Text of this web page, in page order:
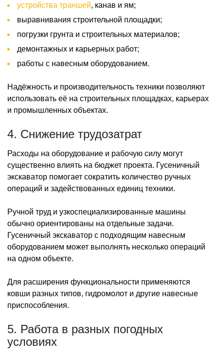
устройства траншей, канав и ям;
выравнивания строительной площадки;
погрузки грунта и строительных материалов;
демонтажных и карьерных работ;
работы с навесным оборудованием.
Надёжность и производительность техники позволяют
использовать её на строительных площадках, карьерах
и промышленных объектах.
4. Снижение трудозатрат
Расходы на оборудование и рабочую силу могут
существенно влиять на бюджет проекта. Гусеничный
экскаватор помогает сократить количество ручных
операций и задействованных единиц техники.
Ручной труд и узкоспециализированные машины
обычно ориентированы на отдельные задачи.
Гусеничный экскаватор с подходящим навесным
оборудованием может выполнять несколько операций
на одном объекте.
Для расширения функциональности применяются
ковши разных типов, гидромолот и другие навесные
приспособления.
5. Работа в разных погодных
условиях